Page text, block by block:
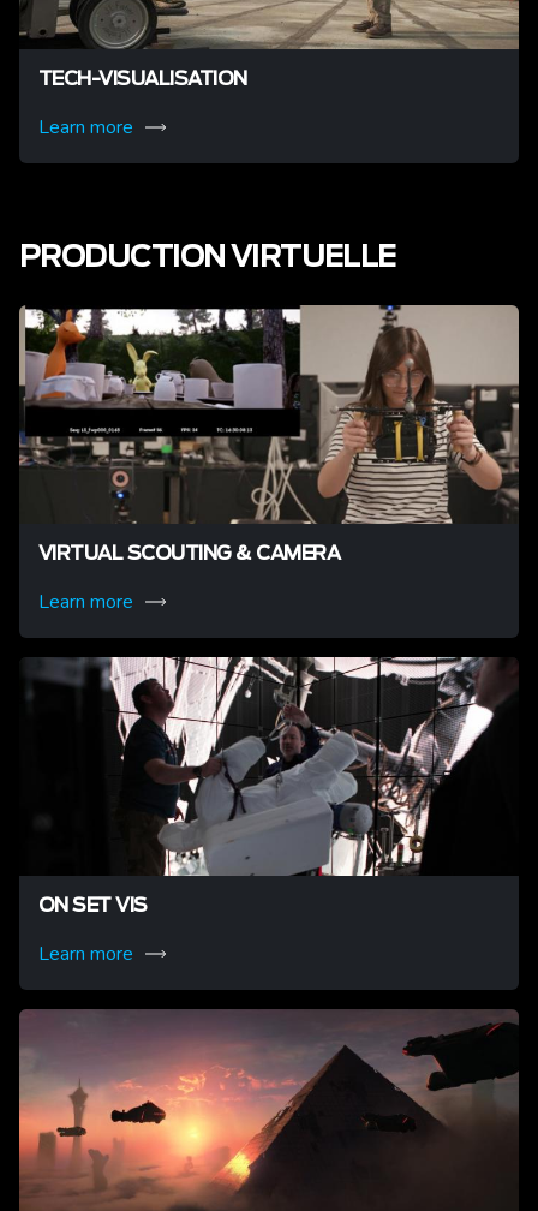
TECH-VISUALISATION
Learn more
PRODUCTION VIRTUELLE
VIRTUAL SCOUTING & CAMERA
Learn more
ON SET VIS
Learn more